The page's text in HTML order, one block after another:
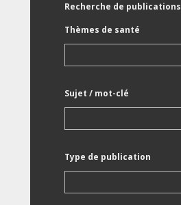
Recherche de publications
Thèmes de santé
Sujet / mot-clé
Type de publication